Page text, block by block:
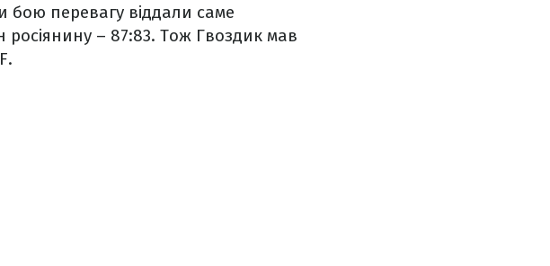
бою перевагу віддали саме
росіянину – 87:83. Тож Гвоздик мав